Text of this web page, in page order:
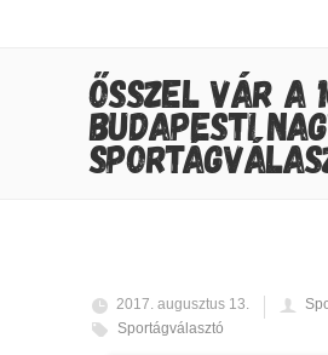
ŐSSZEL VÁR A
BUDAPESTI
2017. augusztus 13.
Sportágválasztó